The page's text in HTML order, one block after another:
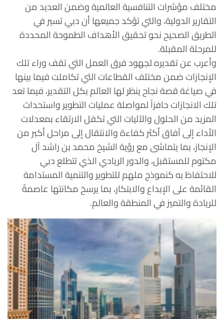
مختلف مؤشرات التنافسية العالمية وضمن العديد من
التقارير الدولية، والتي تؤكد جميعها أن دبي تسير في
الطريق الصحيح نحو تحقيق الأهداف الطموحة المحددة
للمرحلة المقبلة.
وأعرب عن تقديره لجهود فرق العمل التي تقف وراء تلك
الإنجازات ضمن مختلف القطاعات التي تكاملت فيما بينها
في صياغة قصة نجاح ينظر لها العالم بكل التقدير، فيما تعد
تلك الانجازات حافزاً لمواصلة عمليات التطوير واستحداث
المزيد من الحلول والآليات التي تكفل الارتقاء بمعدلات
الأداء إلى آفاق أكثر كفاءة والانتقال إلى مراحل أكبر من
الإنجاز، بما يتماشى مع رؤية الشيخ محمد بن راشد آل
مكتوم للمستقبل، والدور الريادي الذي تتطلع دبي
للاحتفاظ به كنموذج ملهم للتطوير والتنمية المستدامة
القائمة على الإبداع والابتكار، بما يرسخ مكانتها عاصمةً
للريادة والتميز في المنطقة والعالم.